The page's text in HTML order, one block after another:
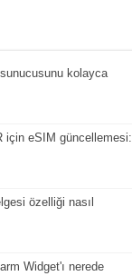
kolayca
için eSIM güncellemesi:
özelliği nasıl
Widget'ı nerede